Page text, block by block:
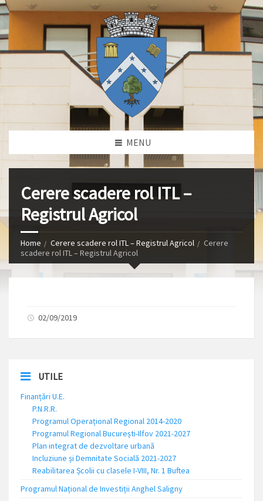
MENU
Cerere scadere rol ITL –
Registrul Agricol
Home Cerere scadere rol ITL – Registrul Agricol
Cerere
scadere rol ITL – Registrul Agricol
02/09/2019
UTILE
Finanțări U.E.
P.N.R.R.
Programul Operațional Regional 2014-2020
Programul Regional București-Ilfov 2021-2027
Plan integrat de dezvoltare urbană
Incluziune și Demnitate Socială 2021-2027
Reabilitarea Școlii cu clasele I-VIII, Nr. 1 Buftea
Programul Național de Investiții Anghel Saligny